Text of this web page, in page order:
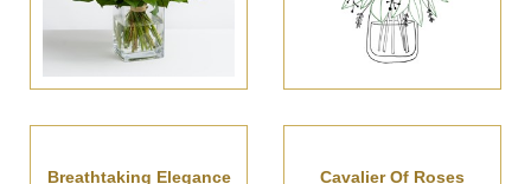
Breathtaking Elegance Cavalier Of Roses